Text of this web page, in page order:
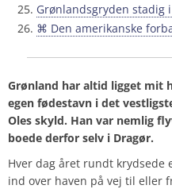
Grønlandsgryden stadig
⌘ Den amerikanske
Grønland har altid ligget mit
egen fødestavn i det
Oles skyld. Han var nemlig
boede derfor selv i Dragør.
Hver dag året rundt krydsede
ind over haven på vej til eller